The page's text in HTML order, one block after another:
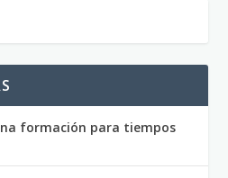
formación para tiempos